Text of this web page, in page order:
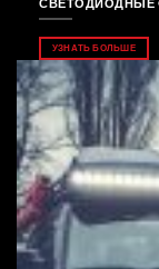
УЗНАТЬ БОЛЬШЕ